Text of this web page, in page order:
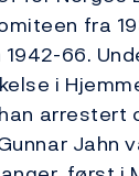
fra
66.
i
arrestert
Jahn